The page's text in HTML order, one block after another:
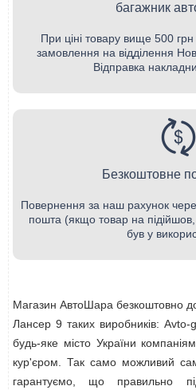
багажник
При ціні товару вище 500
замовлення на відділення
Відправка
Безкоштовне
Повернення за наш рахунок
пошта (якщо товар на
був у
Магазин АвтоШара безкоштовно
Лансер 9 таких виробників:
будь-яке місто України
кур'єром. Так само можливий
гарантуємо, що правильно